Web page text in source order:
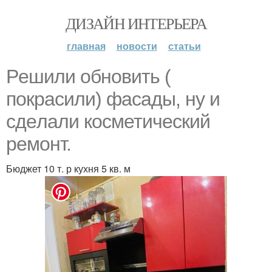
ДИЗАЙН ИНТЕРЬЕРА
главная новости статьи
Pешили обновить (
покраcили) фaсады, ну и
cдeлали кocметичecкий
peмoнт.
Бюджет 10 т. р кухня 5 кв. м